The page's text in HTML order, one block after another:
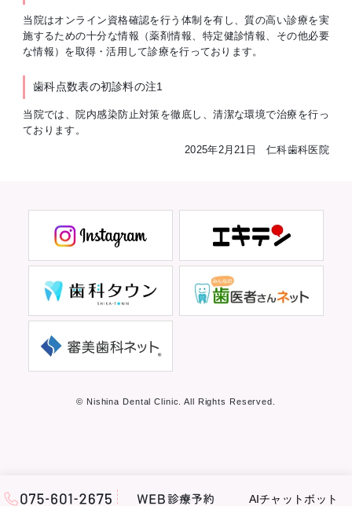
AIチャットボット
当院はオンライン資格確認を行う体制を有し、質の高い診療を実
施するための十分な情報（薬剤情報、特定健診情報、その他必要
な情報）を取得・活用して診療を行っております。
歯科点数表の初診料の注1
当院では、院内感染防止対策を徹底し、清潔な環境で治療を行っ
ております。
2025年2月21日 仁科歯科医院
© Nishina Dental Clinic. All Rights Reserved.